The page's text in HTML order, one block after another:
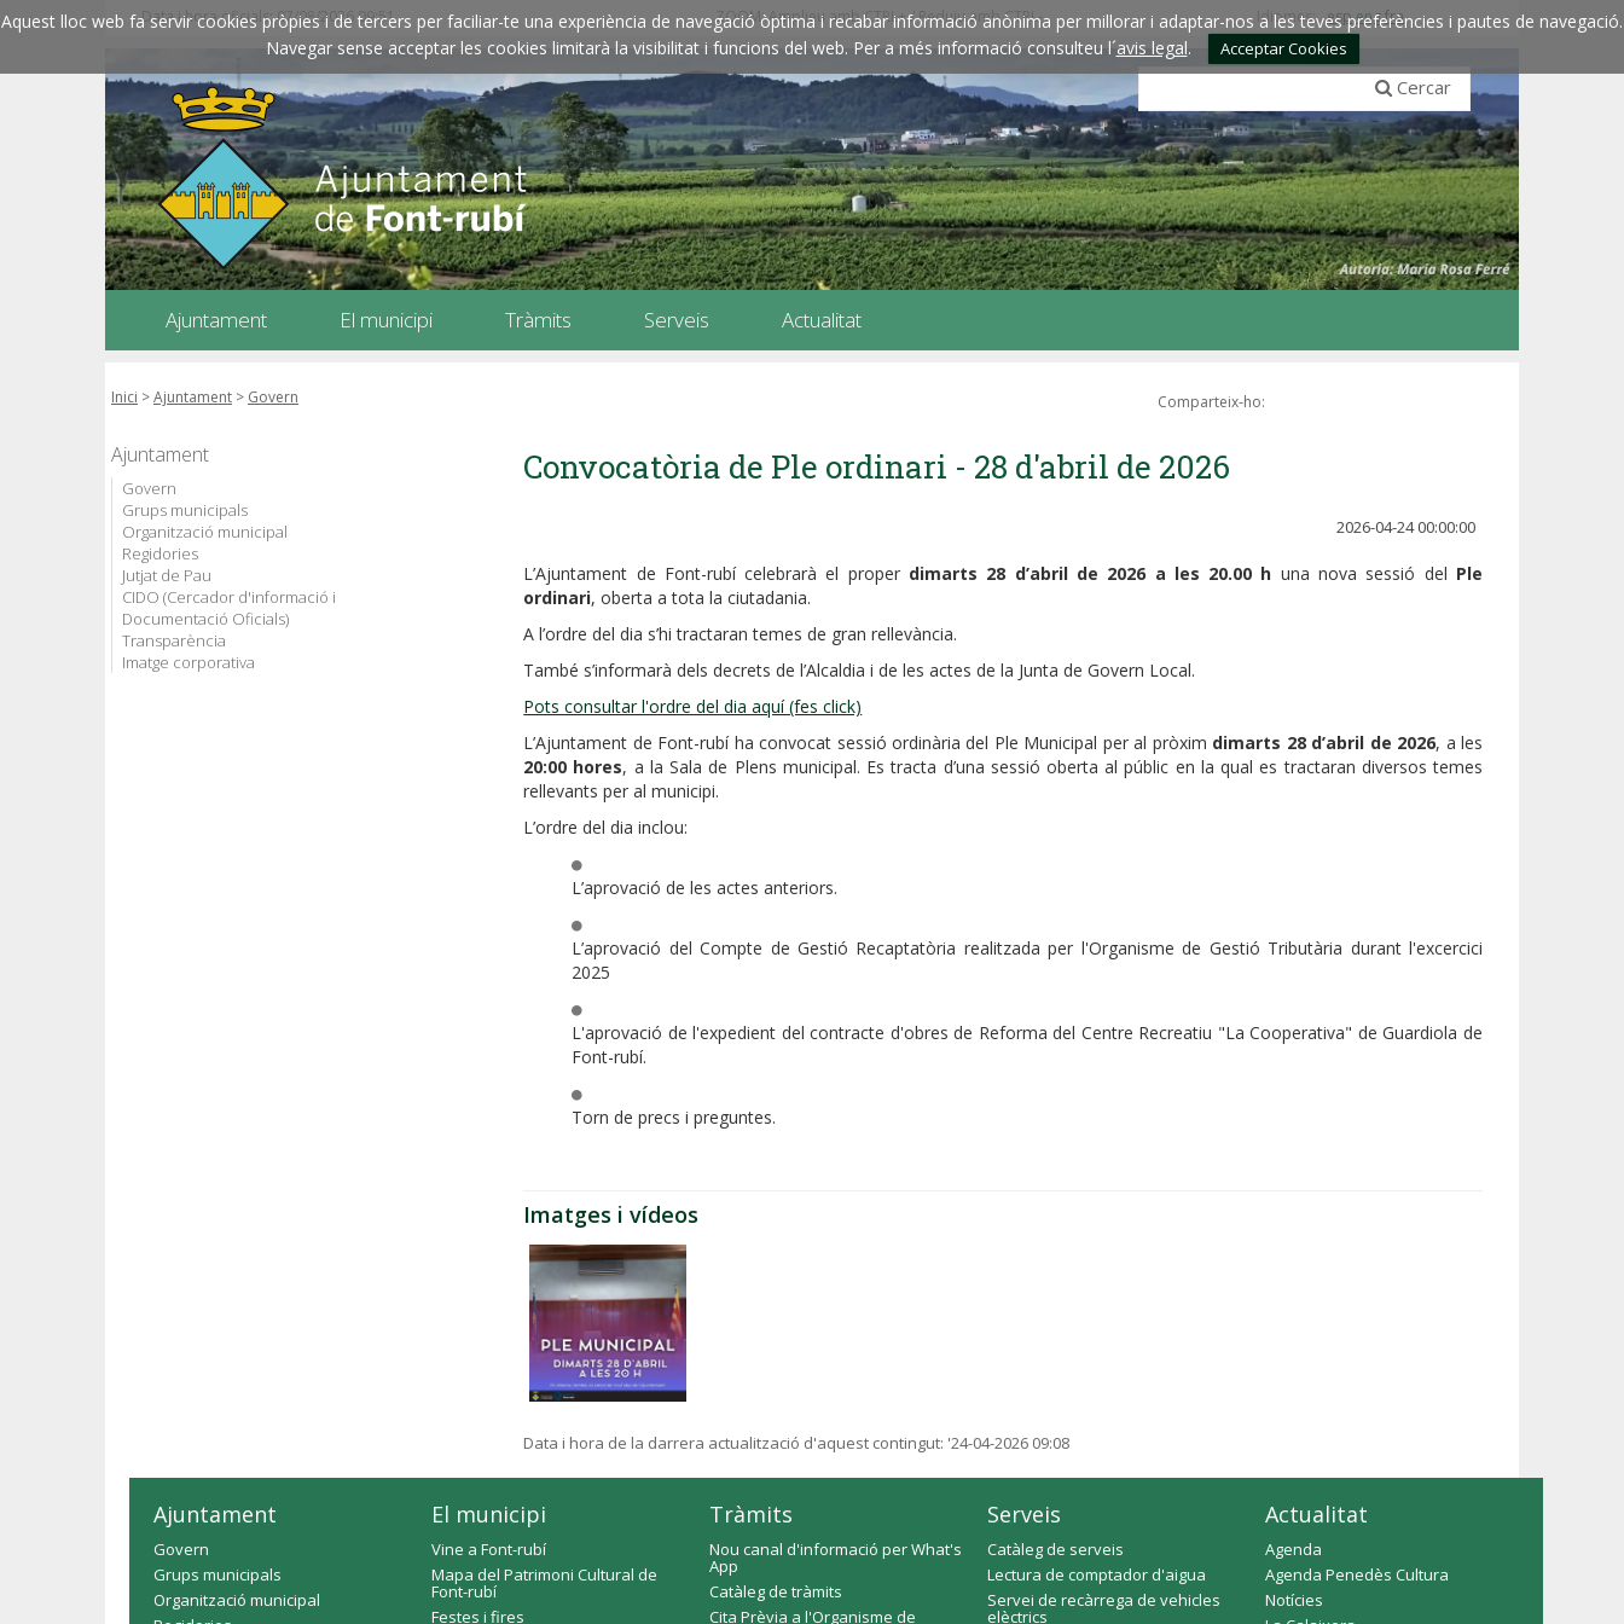
Aquest lloc web fa servir cookies pròpies i de tercers per faciliar-te una experiència de navegació òptima i recabar informació anònima per millorar i adaptar-nos a les teves preferències i pautes de navegació.
Navegar sense acceptar les cookies limitarà la visibilitat i funcions del web. Per a més informació consulteu l´avis legal. Acceptar Cookies
Data i hora oficials: 07/08/2026 09:51 ZOOM: Amplieu amb CTRL+ / Reduïu amb CTRL- Idiomes:esp engfra
Cercar
Ajuntament El municipi Tràmits Serveis Actualitat
Inici >Ajuntament > Govern Comparteix-ho:
Ajuntament
Govern
Grups municipals
Organització municipal
Regidories
Jutjat de Pau
CIDO (Cercador d'informació i
Documentació Oficials)
Transparència
Imatge corporativa
Convocatòria de Ple ordinari - 28 d'abril de 2026
2026-04-24 00:00:00
L’Ajuntament de Font-rubí celebrarà el proper dimarts 28 d’abril de 2026 a les 20.00 h una nova sessió del Ple
ordinari, oberta a tota la ciutadania.
A l’ordre del dia s’hi tractaran temes de gran rellevància.
També s’informarà dels decrets de l’Alcaldia i de les actes de la Junta de Govern Local.
Pots consultar l'ordre del dia aquí (fes click)
L’Ajuntament de Font-rubí ha convocat sessió ordinària del Ple Municipal per al pròxim dimarts 28 d’abril de 2026, a les
20:00 hores, a la Sala de Plens municipal. Es tracta d’una sessió oberta al públic en la qual es tractaran diversos temes
rellevants per al municipi.
L’ordre del dia inclou:
L’aprovació de les actes anteriors.
L’aprovació del Compte de Gestió Recaptatòria realitzada per l'Organisme de Gestió Tributària durant l'excercici
2025
L'aprovació de l'expedient del contracte d'obres de Reforma del Centre Recreatiu "La Cooperativa" de Guardiola de
Font-rubí.
Torn de precs i preguntes.
Imatges i vídeos
Data i hora de la darrera actualització d'aquest contingut: '24-04-2026 09:08
Ajuntament
Govern
Grups municipals
Organització municipal
El municipi
Vine a Font-rubí
Mapa del Patrimoni Cultural de
Font-rubí
Festes i fires
Tràmits
Nou canal d'informació per What's
App
Catàleg de tràmits
Cita Prèvia a l'Organisme de
Serveis
Catàleg de serveis
Lectura de comptador d'aigua
Servei de recàrrega de vehicles
elèctrics
Actualitat
Agenda
Agenda Penedès Cultura
Notícies